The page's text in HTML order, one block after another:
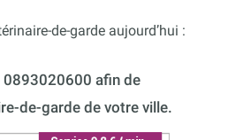
de-garde aujourd’hui :
0893020600 afin de
de-garde de votre ville.